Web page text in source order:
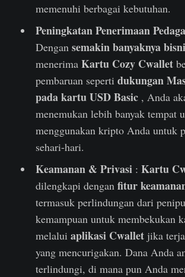
memenuhi berbagai kebutuhan.
Peningkatan Penerimaan
Dengan semakin banyaknya
menerima Kartu Cozy Cwallet
pembaruan seperti dukungan
pada kartu USD Basic, Anda
menemukan lebih banyak tempat
menggunakan kripto Anda untuk
sehari-hari.
Keamanan & Privasi: Kartu
dilengkapi dengan fitur
termasuk perlindungan dari
kemampuan untuk membekukan
melalui aplikasi Cwalletjika
yang mencurigakan. Dana Anda
terlindungi, di mana pun Anda